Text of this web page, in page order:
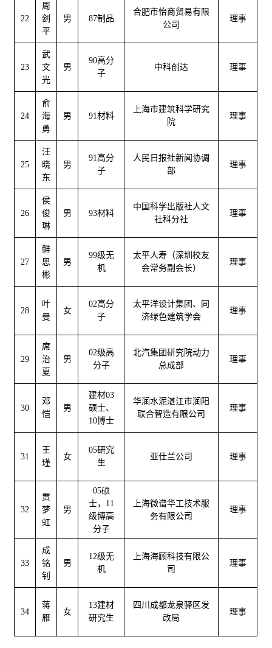
22
周
剑
平
男 87制品
合肥市怡商贸易有限
公司
理事
23
武
文
光
男
90高分
子
中科创达 理事
24
俞
海
勇
男 91材料
上海市建筑科学研究
院
理事
25
汪
晓
东
男
91高分
子
人民日报社新闻协调
部
理事
26
侯
俊
琳
男 93材料
中国科学出版社人文
社科分社
理事
27
鲜
思
彬
男
99级无
机
太平人寿（深圳校友
会常务副会长）
理事
28
叶
曼
女
02高分
子
太平洋设计集团、同
济绿色建筑学会
理事
29
席
治
夏
男
02级高
分子
北汽集团研究院动力
总成部
理事
30
邓
恺
男
建材03
硕士、
10博士
华润水泥湛江市润阳
联合智造有限公司
理事
31
王
瑾
女
05研究
生
亚仕兰公司 理事
32
贾
梦
虹
男
05硕
士，11
级博高
分子
上海微谱华工技术服
务有限公司
理事
33
成
铭
钊
男
12级无
机
上海海顾科技有限公
司
理事
34
蒋
雁
女
13建材
研究生
四川成都龙泉驿区发
改局
理事